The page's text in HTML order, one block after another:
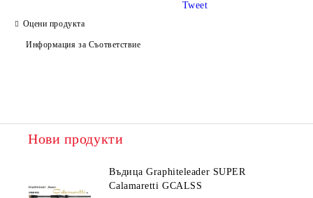
Оцени продукта
Информация за Съответствие
Tweet
Нови продукти
Въдица Graphiteleader SUPER
Calamaretti GCALSS